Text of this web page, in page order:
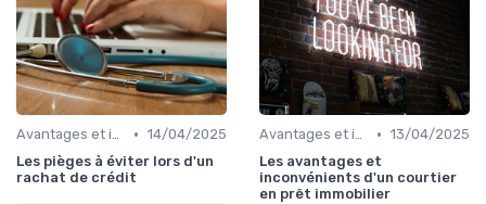
Avantages et inconvénients • 14/04/2025
Les pièges à éviter lors d'un
rachat de crédit
Avantages et inconvénients • 13/04/2025
Les avantages et
inconvénients d'un courtier
en prêt immobilier